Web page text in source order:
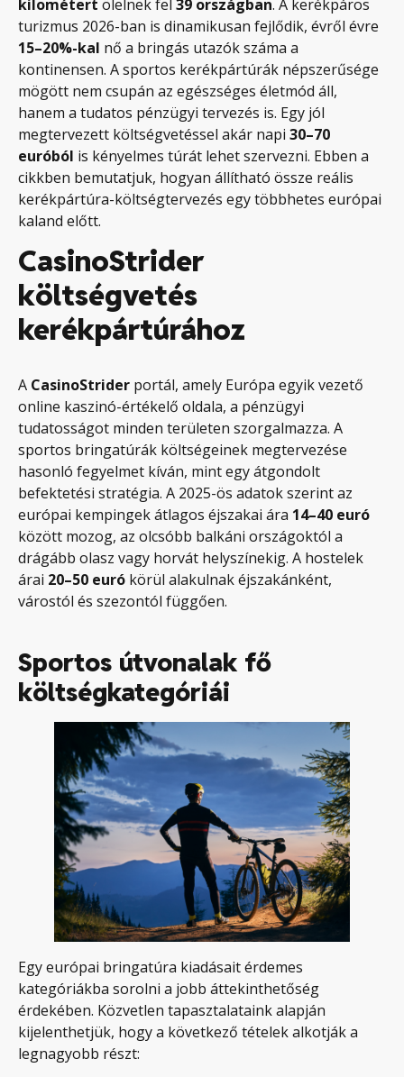
kilométert ölelnek fel 39 országban. A kerékpáros
turizmus 2026-ban is dinamikusan fejlődik, évről évre
15–20%-kal nő a bringás utazók száma a
kontinensen. A sportos kerékpártúrák népszerűsége
mögött nem csupán az egészséges életmód áll,
hanem a tudatos pénzügyi tervezés is. Egy jól
megtervezett költségvetéssel akár napi 30–70
euróból is kényelmes túrát lehet szervezni. Ebben a
cikkben bemutatjuk, hogyan állítható össze reális
kerékpártúra-költségtervezés egy többhetes európai
kaland előtt.
CasinoStrider
költségvetés
kerékpártúrához
A CasinoStrider portál, amely Európa egyik vezető
online kaszinó-értékelő oldala, a pénzügyi
tudatosságot minden területen szorgalmazza. A
sportos bringatúrák költségeinek megtervezése
hasonló fegyelmet kíván, mint egy átgondolt
befektetési stratégia. A 2025-ös adatok szerint az
európai kempingek átlagos éjszakai ára 14–40 euró
között mozog, az olcsóbb balkáni országoktól a
drágább olasz vagy horvát helyszínekig. A hostelek
árai 20–50 euró körül alakulnak éjszakánként,
várostól és szezontól függően.
Sportos útvonalak fő
költségkategóriái
Egy európai bringatúra kiadásait érdemes
kategóriákba sorolni a jobb áttekinthetőség
érdekében. Közvetlen tapasztalataink alapján
kijelenthetjük, hogy a következő tételek alkotják a
legnagyobb részt: